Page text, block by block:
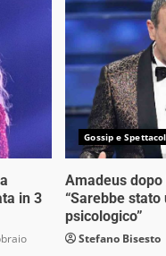
in 3
Gossip e
Amadeus
“Sarebbe stato
psicologico”
Stefano Bisesto